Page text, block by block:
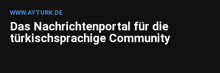
WWW.AYTURK.DE
Das Nachrichtenportal für die
türkischsprachige Community